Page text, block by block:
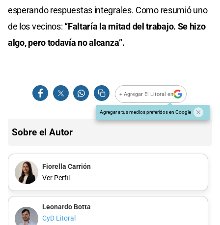
esperando respuestas integrales. Como resumió uno
de los vecinos: “Faltaría la mitad del trabajo. Se hizo
algo, pero todavía no alcanza”.
+ Agregar El Litoral en
Agregar a tus medios preferidos en Google
Sobre el Autor
Fiorella Carrión
Ver Perfil
Leonardo Botta
CyD Litoral